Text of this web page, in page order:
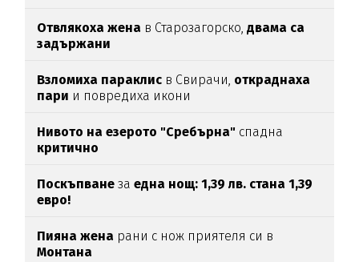
Отвлякоха жена в Старозагорско,двама са
задържани
Взломиха параклис в Свирачи, откраднаха
пари и повредиха икони
Нивото на езерото "Сребърна" спадна
критично
Поскъпване за една нощ: 1,39 лв. стана 1,39
евро!
Пияна жена рани с нож приятеля си в
Монтана